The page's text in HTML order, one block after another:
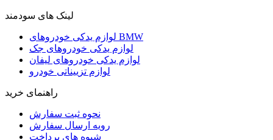
لینک های سودمند
لوازم یدکی خودروهای BMW
لوازم یدکی خودروهای جک
لوازم یدکی خودروهای لیفان
لوازم تزییناتی خودرو
راهنمای خرید
نحوه ثبت سفارش
رویه ارسال سفارش
شیوه های پرداخت